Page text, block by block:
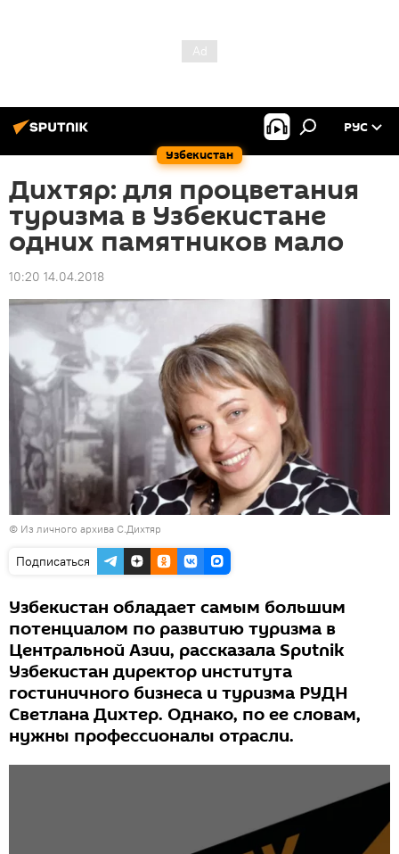
Узбекистан
РУС
Дихтяр: для процветания
туризма в Узбекистане
одних памятников мало
10:20 14.04.2018
© Из личного архива С.Дихтяр
Подписаться
Узбекистан обладает самым большим
потенциалом по развитию туризма в
Центральной Азии, рассказала Sputnik
Узбекистан директор института
гостиничного бизнеса и туризма РУДН
Светлана Дихтер. Однако, по ее словам,
нужны профессионалы отрасли.